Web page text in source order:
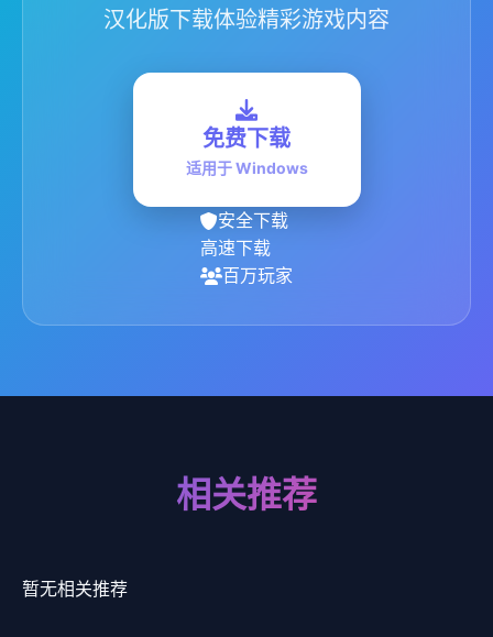
汉化版下载体验精彩游戏内容
免费下载
适用于 Windows
安全下载
高速下载
百万玩家
相关推荐
暂无相关推荐